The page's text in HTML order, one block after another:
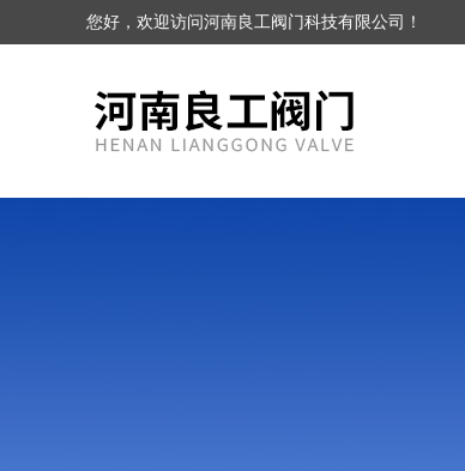
您好，欢迎访问河南良工阀门科技有限公司！